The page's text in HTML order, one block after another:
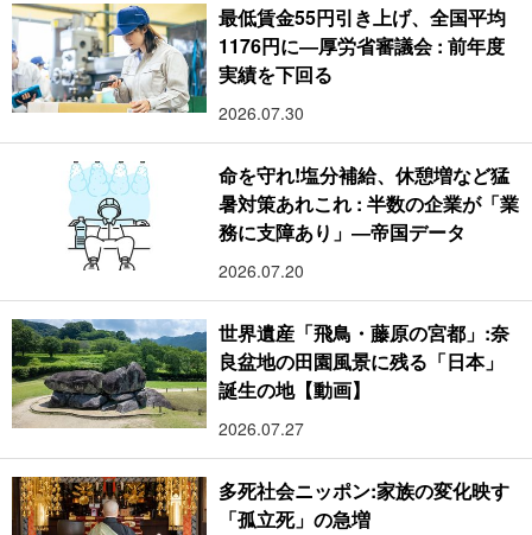
最低賃金55円引き上げ、全国平均
1176円に―厚労省審議会 : 前年度
実績を下回る
2026.07.30
命を守れ!塩分補給、休憩増など猛
暑対策あれこれ : 半数の企業が「業
務に支障あり」―帝国データ
2026.07.20
世界遺産「飛鳥・藤原の宮都」:奈
良盆地の田園風景に残る「日本」
誕生の地【動画】
2026.07.27
多死社会ニッポン:家族の変化映す
「孤立死」の急増